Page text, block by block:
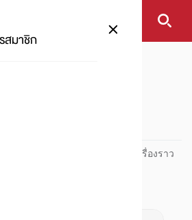
สมาชิก
นโปรโมชัน อัปเดตและติดตามทุกเรื่องราว